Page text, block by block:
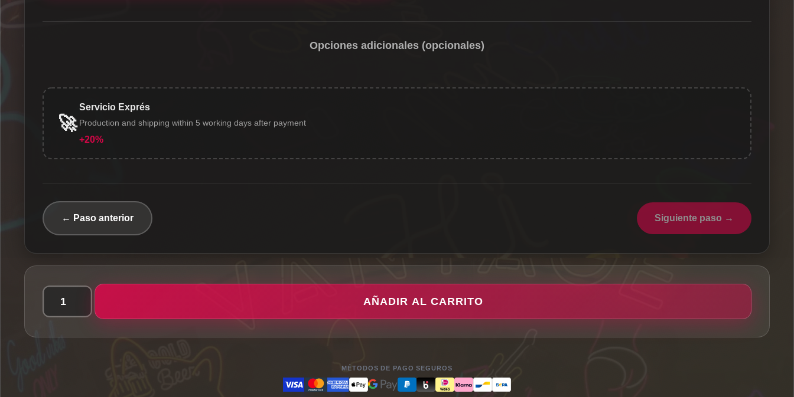
Opciones adicionales (opcionales)
🚀
Servicio Exprés
Production and shipping within 5 working days after payment
+20%
← Paso anterior Siguiente paso →
Gym
Letrero
AÑADIR AL CARRITO
MÉTODOS DE PAGO SEGUROS